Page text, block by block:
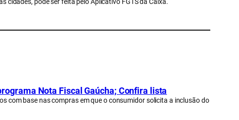
cidades, pode ser feita pelo Aplicativo FGTS da Caixa.
Nota Fiscal Gaúcha; Confira lista
com base nas compras em que o consumidor solicita a inclusão do